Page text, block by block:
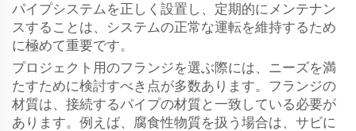
パイプシステムを正しく設置し、定期的にメンテナン
スすることは、システムの正常な運転を維持するため
に極めて重要です。
プロジェクト用のフランジを選ぶ際には、ニーズを満
たすために検討すべき点が多数あります。フランジの
材質は、接続するパイプの材質と一致している必要が
あります。例えば、腐食性物質を扱う場合は、サビに